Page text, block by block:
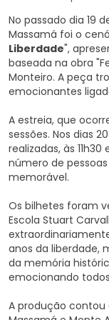
No passado dia 19
Massamá foi o
Liberdade",
baseada na obra
Monteiro. A peça
emocionantes
A estreia, que
sessões. Nos dias
realizadas, às
número de
memorável.
Os bilhetes foram
Escola Stuart
anos da liberdade,
da memória
emocionando
A produção contou